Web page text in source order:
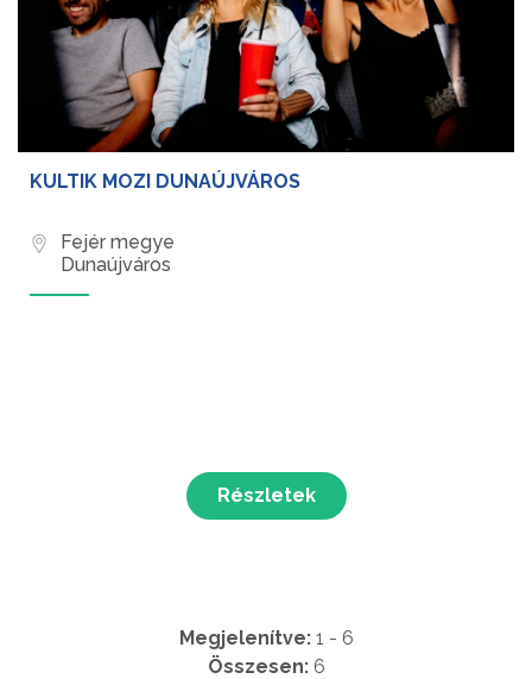
KULTIK MOZI DUNAÚJVÁROS
Fejér megye
Dunaújváros
Részletek
Megjelenítve: 1 - 6
Összesen: 6